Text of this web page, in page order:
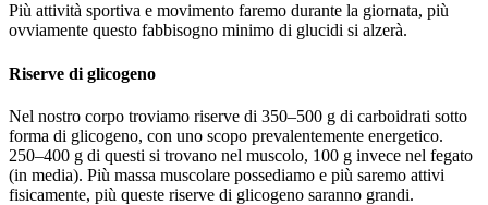
Più attività sportiva e movimento faremo durante la giornata, più
ovviamente questo fabbisogno minimo di glucidi si alzerà.
Riserve di glicogeno
Nel nostro corpo troviamo riserve di 350–500 g di carboidrati sotto
forma di glicogeno, con uno scopo prevalentemente energetico.
250–400 g di questi si trovano nel muscolo, 100 g invece nel fegato
(in media). Più massa muscolare possediamo e più saremo attivi
fisicamente, più queste riserve di glicogeno saranno grandi.